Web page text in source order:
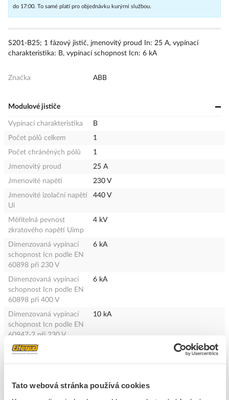
Tato webová stránka používá cookies
do 17:00. To samé platí pro objednávku kurýrní službou.
S201-B25; 1 fázový jistič, jmenovitý proud In: 25 A, vypínací
charakteristika: B, vypínací schopnost Icn: 6 kA
Značka ABB
Modulové jističe
Vypínací charakteristika
B
Počet pólů celkem
1
Počet chráněných pólů
1
Jmenovitý proud
25 A
Jmenovité napětí
230 V
Jmenovité izolační napětí
Ui
440 V
Měřitelná pevnost
zkratového napětí Uimp
4 kV
Dimenzovaná vypínací
schopnost Icn podle EN
60898 při 230 V
6 kA
Dimenzovaná vypínací
schopnost Icn podle EN
60898 při 400 V
6 kA
Dimenzovaná vypínací
schopnost Icn podle EN
60947-2 při 230 V
10 kA
Druh napětí
Frekvenční rozsah
50 - 60 Hz